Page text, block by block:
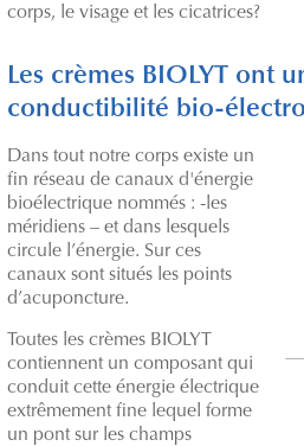
corps, le visage et les cicatrices?
Les crèmes BIOLYT ont
conductibilité bio-
Dans tout notre corps existe un
fin réseau de canaux d'énergie
bioélectrique nommés : -les
méridiens – et dans lesquels
circule l’énergie. Sur ces
canaux sont situés les points
d’acuponcture.
Toutes les crèmes BIOLYT
contiennent un composant qui
conduit cette énergie électrique
extrêmement fine lequel forme
un pont sur les champs